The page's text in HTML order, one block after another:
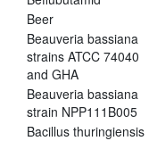
Beer
Beauveria bassiana
strains ATCC 74040
and GHA
Beauveria bassiana
strain NPP111B005
Bacillus thuringiensis